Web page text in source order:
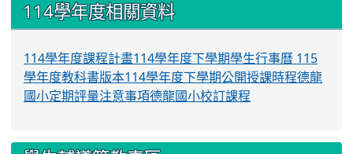
114學年度相關資料
114學年度課程計畫114學年度下學期學生行事曆 115
學年度教科書版本114學年度下學期公開授課時程德龍
國小定期評量注意事項德龍國小校訂課程